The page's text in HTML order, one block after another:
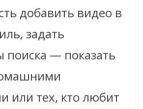
добавить видео в
задать
поиска — показать
или тех, кто любит